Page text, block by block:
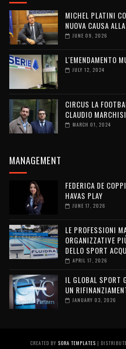
MICHEL PLATINI
NUOVA CAUSA
JUNE 09, 2026
L'EMENDAMENTO
JULY 12, 2024
CIRCUS LA
CLAUDIO
MARCH 01, 2024
MANAGEMENT
FEDERICA DE
HAVAS PLAY
JUNE 17, 2026
LE PROFESSIONI
ORGANIZZATIVE
DELLO SPORT
APRIL 17, 2026
IL GLOBAL SPORT
UN
JANUARY 03, 2026
CREATED BY SORA TEMPLATES |